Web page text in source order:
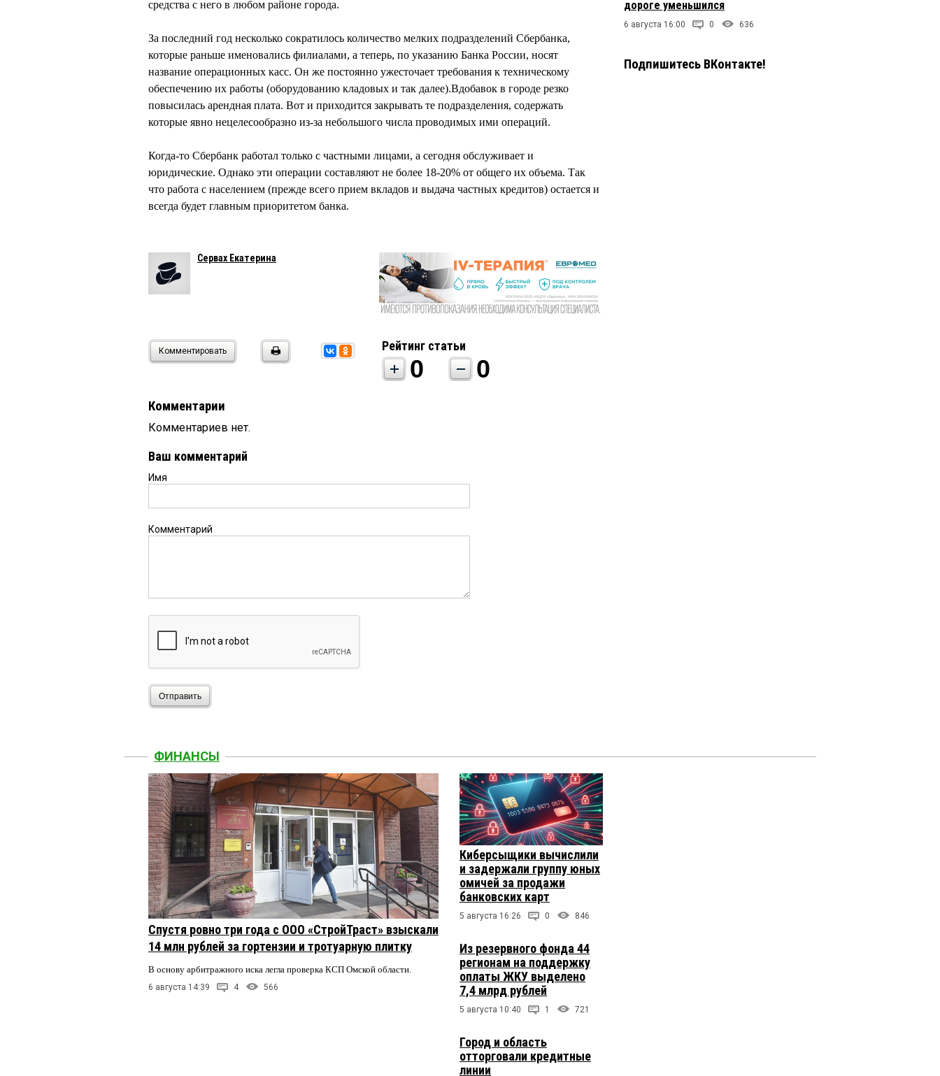
средства с него в любом районе города.
За последний год несколько сократилось количество мелких подразделений Сбербанка,
которые раньше именовались филиалами, а теперь, по указанию Банка России, носят
название операционных касс. Он же постоянно ужесточает требования к техническому
обеспечению их работы (оборудованию кладовых и так далее).Вдобавок в городе резко
повысилась арендная плата. Вот и приходится закрывать те подразделения, содержать
которые явно нецелесообразно из-за небольшого числа проводимых ими операций.
Когда-то Сбербанк работал только с частными лицами, а сегодня обслуживает и
юридические. Однако эти операции составляют не более 18-20% от общего их объема. Так
что работа с населением (прежде всего прием вкладов и выдача частных кредитов) остается и
всегда будет главным приоритетом банка.
Сервах Екатерина
Комментировать Рейтинг статьи
0 0
Комментарии
Комментариев нет.
Ваш комментарий
Имя
Комментарий
Отправить
дороге уменьшился
6 августа 16:00 0 636
Подпишитесь ВКонтакте!
ФИНАНСЫ
Спустя ровно три года с ООО «СтройТраст» взыскали
14 млн рублей за гортензии и тротуарную плитку
В основу арбитражного иска легла проверка КСП Омской области.
6 августа 14:39 4 566
Киберсыщики вычислили
и задержали группу юных
омичей за продажи
банковских карт
5 августа 16:26 0 846
Из резервного фонда 44
регионам на поддержку
оплаты ЖКУ выделено
7,4 млрд рублей
5 августа 10:40 1 721
Город и область
отторговали кредитные
линии